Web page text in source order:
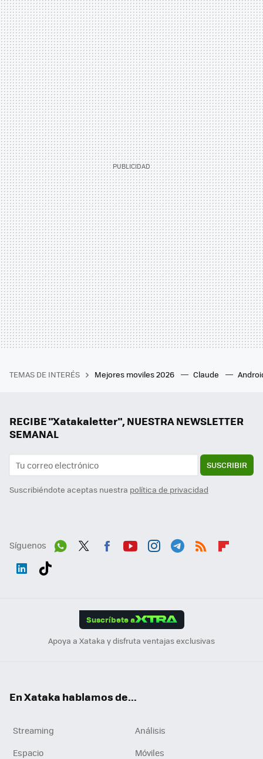
TEMAS DE INTERÉS Mejores moviles 2026 Claude
RECIBE "Xatakaletter", NUESTRA NEWSLETTER
SEMANAL
SUSCRIBIR
Suscribiéndote aceptas nuestra política de privacidad
Síguenos
Suscríbete a
Apoya a Xataka y disfruta ventajas exclusivas
En Xataka hablamos de...
Streaming
Análisis
Espacio
Móviles